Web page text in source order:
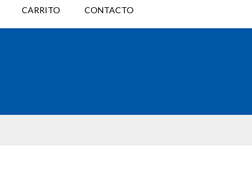
CARRITO CONTACTO